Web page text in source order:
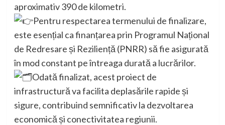
aproximativ 390 de kilometri.
Pentru respectarea termenului de finalizare,
este esențial ca finanțarea prin Programul Național
de Redresare și Reziliență (PNRR) să fie asigurată
în mod constant pe întreaga durată a lucrărilor.
Odată finalizat, acest proiect de
infrastructură va facilita deplasările rapide și
sigure, contribuind semnificativ la dezvoltarea
economică și conectivitatea regiunii.